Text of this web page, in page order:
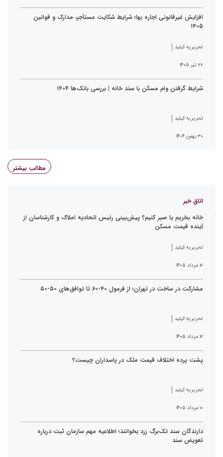
افزایش غیرقانونی اجاره بها؛ شرایط شکایت مستأجر، مدارک و قوانین
۱۴۰۵
تحریریه کیلید
۲۲ تیر ۱۴۰۵
شرایط گرفتن وام مسکن با سند خانه | بررسی بانک‌ها ۱۴۰۴
تحریریه کیلید
۳۰ بهمن ۱۴۰۴
مطالب بیشتر
اتاق خبر
خانه بخریم یا صبر کنیم؟ پیش‌بینی رئیس اتحادیه املاک و کارشناسان از
آینده قیمت مسکن
تحریریه کیلید
۱۲ مرداد ۱۴۰۵
مشارکت در ساخت در تهران؛ از فرمول ۴۰-۶۰ تا توافق‌های ۵۰-۵۰
تحریریه کیلید
۱۲ مرداد ۱۴۰۵
پشت پرده اختلاف قیمت ملک در پاسداران چیست؟
تحریریه کیلید
۱۰ مرداد ۱۴۰۵
دارندگان سند تک‌برگ زرد بخوانند؛ اطلاعیه مهم سازمان ثبت درباره
تعویض سند